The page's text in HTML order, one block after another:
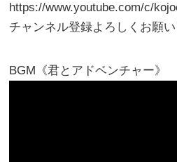
https://www.youtube.com/c/
チャンネル登録よろしくお願
BGM《君とアドベンチャー》